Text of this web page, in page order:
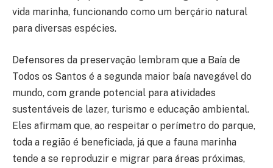
vida marinha, funcionando como um berçário natural
para diversas espécies.
Defensores da preservação lembram que a Baía de
Todos os Santos é a segunda maior baía navegável do
mundo, com grande potencial para atividades
sustentáveis de lazer, turismo e educação ambiental.
Eles afirmam que, ao respeitar o perímetro do parque,
toda a região é beneficiada, já que a fauna marinha
tende a se reproduzir e migrar para áreas próximas,